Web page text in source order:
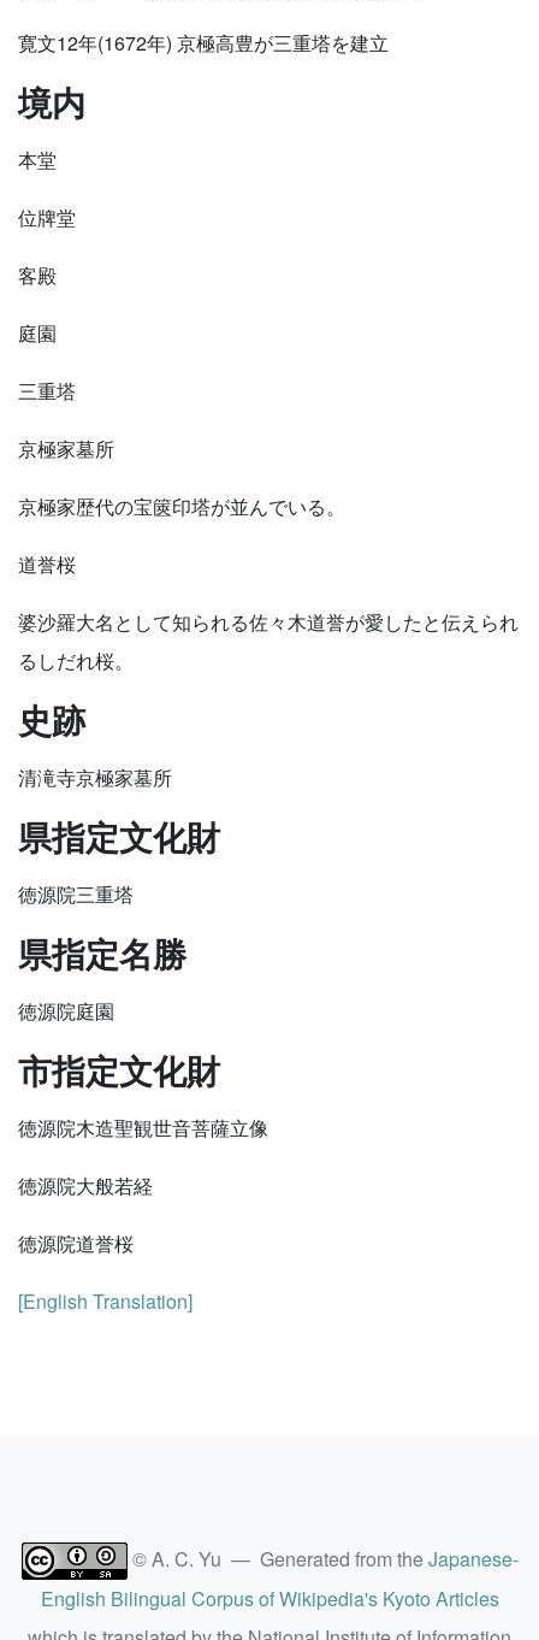
寛文12年(1672年) 京極高豊が三重塔を建立
境内
本堂
位牌堂
客殿
庭園
三重塔
京極家墓所
京極家歴代の宝篋印塔が並んでいる。
道誉桜
婆沙羅大名として知られる佐々木道誉が愛したと伝えられ
るしだれ桜。
史跡
清滝寺京極家墓所
県指定文化財
徳源院三重塔
県指定名勝
徳源院庭園
市指定文化財
徳源院木造聖観世音菩薩立像
徳源院大般若経
徳源院道誉桜
[English Translation]
© A. C. Yu — Generated from theJapanese-
English Bilingual Corpus of Wikipedia's Kyoto Articles